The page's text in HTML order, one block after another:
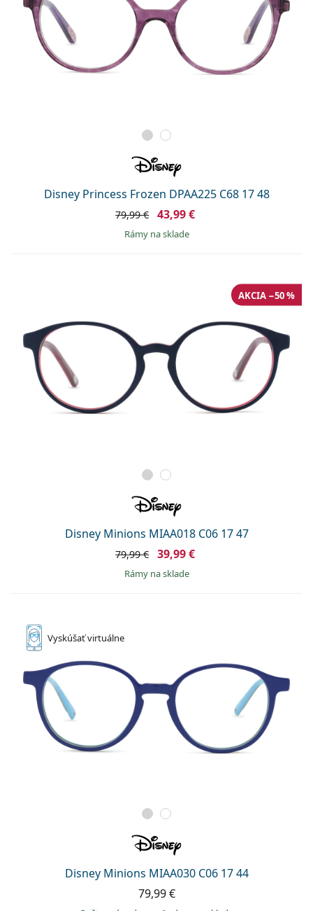
Disney Princess Frozen DPAA225 C68 17 48
79,99 € 43,99 €
rámy na sklade
Disney Minions MIAA018 C06 17 47
AKCIA −50 %
79,99 € 39,99 €
rámy na sklade
Vyskúšaťvirtuálne
Disney Minions MIAA030 C06 17 44
79,99 €